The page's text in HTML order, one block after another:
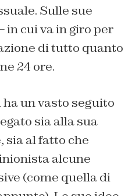
Sulle sue
in cui va in giro per
di tutto quanto
24 ore.
un vasto seguito
sia alla sua
al fatto che
alcune
(come quella di